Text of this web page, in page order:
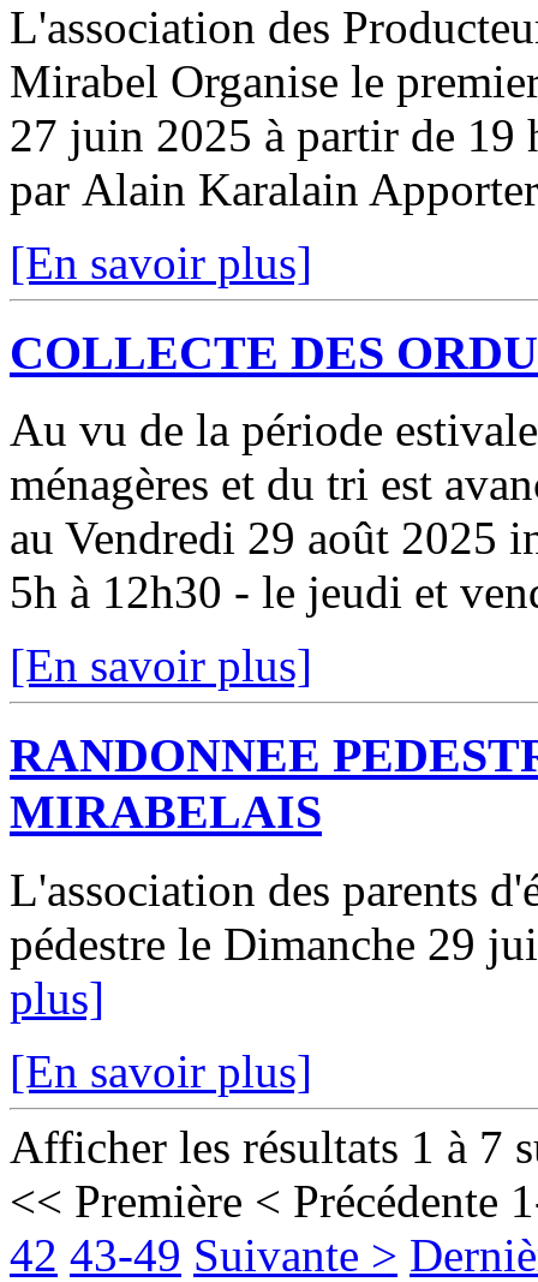
L'association des
Mirabel Organise le
27 juin 2025 à partir de 19
par Alain Karalain
[En savoir plus]
COLLECTE DES
Au vu de la période
ménagères et du tri est
au Vendredi 29 août 2025
5h à 12h30 - le jeudi et
[En savoir plus]
RANDONNEE
MIRABELAIS
L'association des parents
pédestre le Dimanche 29
plus]
[En savoir plus]
Afficher les résultats 1 à 7
<< Première < Précédente
42 43-49 Suivante >